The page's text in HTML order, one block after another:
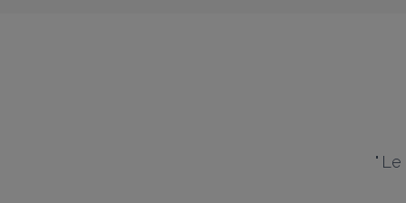
" Le